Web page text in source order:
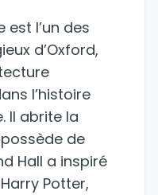
est l’un des
d’Oxford,
l’histoire
Il abrite la
de
Hall a inspiré
Potter,